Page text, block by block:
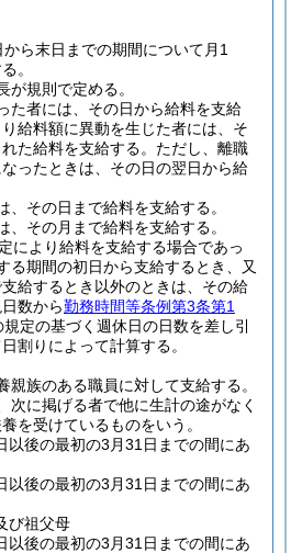
ら末日までの期間について月1
。
が規則で定める。
た者には、その日から給料を支給
給料額に異動を生じた者には、そ
た給料を支給する。 ただし、離職
ったときは、その日の翌日から給
、その日まで給料を支給する。
、その月まで給料を支給する。
により給料を支給する場合であっ
る期間の初日から支給するとき、又
給するとき以外のときは、その給
数から勤務時間等条例第3条第1
規定の基づく週休日の日数を差し引
割りによって計算する。
親族のある職員に対して支給する。
次に掲げる者で他に生計の途がなく
を受けているものをいう。
以後の最初の3月31日までの間にあ
以後の最初の3月31日までの間にあ
び祖父母
以後の最初の3月31日までの間にあ